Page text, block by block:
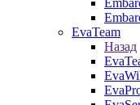
EvaTeam
Назад